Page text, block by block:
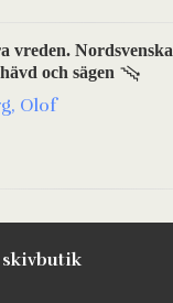
vreden. Nordsvenska
och sägen
Olof